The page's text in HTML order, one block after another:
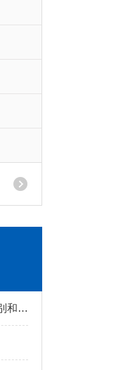
交流变压器和直流变压器的区别和原理?